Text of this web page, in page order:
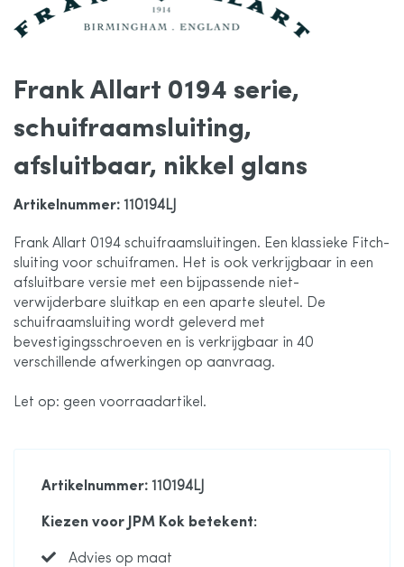
Frank Allart 0194 serie,
schuifraamsluiting,
afsluitbaar, nikkel glans
Artikelnummer: 110194LJ
Frank Allart 0194 schuifraamsluitingen. Een klassieke Fitch-
sluiting voor schuiframen. Het is ook verkrijgbaar in een
afsluitbare versie met een bijpassende niet-
verwijderbare sluitkap en een aparte sleutel. De
schuifraamsluiting wordt geleverd met
bevestigingsschroeven en is verkrijgbaar in 40
verschillende afwerkingen op aanvraag.
Let op: geen voorraadartikel.
Artikelnummer: 110194LJ
Kiezen voor JPM Kok betekent:
Advies op maat
begin
van
gallerij